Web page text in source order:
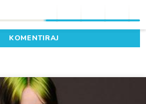
KOMENTIRAJ